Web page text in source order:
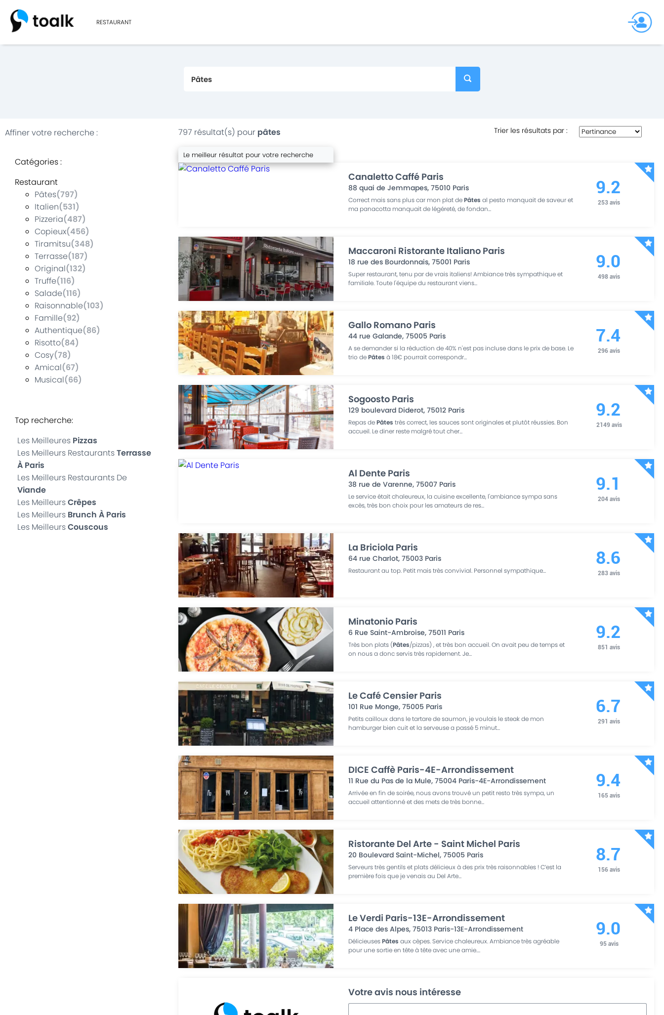
RESTAURANT
Affiner votre recherche: 797 résultat(s) pour pâtes Trier les résultats par:
Catégories:
Restaurant
Pâtes(797)
Italien(531)
Pizzeria(487)
Copieux(456)
Tiramitsu(348)
Terrasse(187)
Original(132)
Truffe(116)
Salade(116)
Raisonnable(103)
Famille(92)
Authentique(86)
Risotto(84)
Cosy(78)
Amical(67)
Musical(66)
Top recherche:
Les Meilleures Pizzas
Les Meilleurs RestaurantsTerrasse
À Paris
Les Meilleurs Restaurants De
Viande
Les MeilleursCrêpes
Les Meilleurs Brunch À Paris
Les MeilleursCouscous
Le meilleur résultat pour votre recherche
Canaletto Caffé Paris
88 quai de Jemmapes,75010 Paris
Correct mais sans plus car mon plat dePâtes al pesto manquait de saveur et
ma panacotta manquait de légéreté, de fondan...
9.2
253 avis
Maccaroni Ristorante Italiano Paris
18 rue des Bourdonnais,75001 Paris
Super restaurant, tenu par de vrais italiens! Ambiance très sympathique et
familiale. Toute l'équipe du restaurant viens...
9.0
498 avis
Gallo Romano Paris
44 rue Galande,75005 Paris
A se demander si la réduction de 40% n'est pas incluse dans le prix de base. Le
trio dePâtes à 18€ pourrait correspondr...
7.4
296 avis
Sogoosto Paris
129 boulevard Diderot,75012 Paris
Repas dePâtes très correct, les sauces sont originales et plutôt réussies. Bon
accueil. Le diner reste malgré tout cher...
9.2
2149 avis
Al Dente Paris
38 rue de Varenne,75007 Paris
Le service était chaleureux, la cuisine excellente, l'ambiance sympa sans
excès, très bon choix pour les amateurs de res...
9.1
204 avis
La Briciola Paris
64 rue Charlot,75003 Paris
Restaurant au top. Petit mais très convivial. Personnel sympathique...
8.6
283 avis
Minatonio Paris
6 Rue Saint-Ambroise,75011 Paris
Très bon plats (Pâtes/pizzas) , et très bon accueil. On avait peu de temps et
on nous a donc servis très rapidement. Je...
9.2
851 avis
Le Café Censier Paris
101 Rue Monge,75005 Paris
Petits cailloux dans le tartare de saumon, je voulais le steak de mon
hamburger bien cuit et la serveuse a passé 5 minut...
6.7
291 avis
DICE Caffè Paris-4E-Arrondissement
11 Rue du Pas de la Mule,75004 Paris-4E-Arrondissement
Arrivée en fin de soirée, nous avons trouvé un petit resto très sympa, un
accueil attentionné et des mets de très bonne...
9.4
165 avis
Ristorante Del Arte - Saint Michel Paris
20 Boulevard Saint-Michel,75005 Paris
Serveurs très gentils et plats délicieux à des prix très raisonnables ! C’est la
première fois que je venais au Del Arte...
8.7
156 avis
Le Verdi Paris-13E-Arrondissement
4 Place des Alpes,75013 Paris-13E-Arrondissement
DélicieusesPâtes aux cèpes. Service chaleureux. Ambiance très agréable
pour une sortie en tête à tête avec une amie....
9.0
95 avis
Votre avis nous intéresse